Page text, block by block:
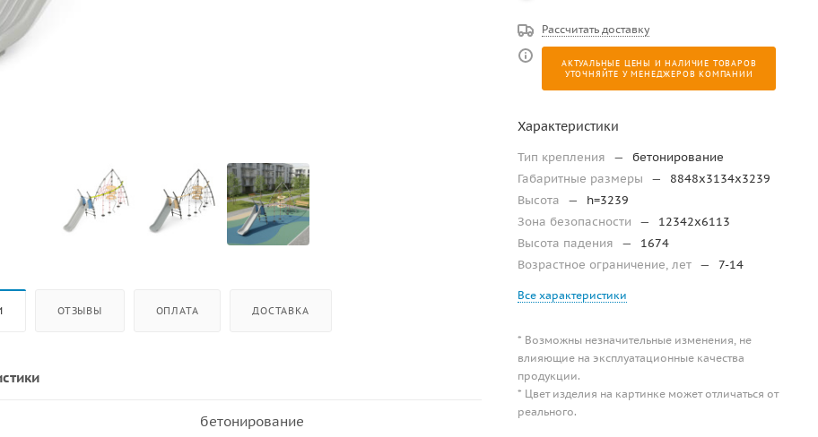
ОТЗЫВЫ ОПЛАТА ДОСТАВКА
бетонирование
Рассчитать доставку
АКТУАЛЬНЫЕ ЦЕНЫ И НАЛИЧИЕ ТОВАРОВ
УТОЧНЯЙТЕ У МЕНЕДЖЕРОВ КОМПАНИИ
Характеристики
Тип крепления —
бетонирование
Габаритные размеры
—
8848х3134х3239
Высота
—
h=3239
Зона безопасности
—
12342х6113
Высота падения
—
1674
Возрастное ограничение, лет — 7-14
Все характеристики
* Возможны незначительные изменения, не
влияющие на эксплуатационные качества
продукции.
* Цвет изделия на картинке может отличаться от
реального.